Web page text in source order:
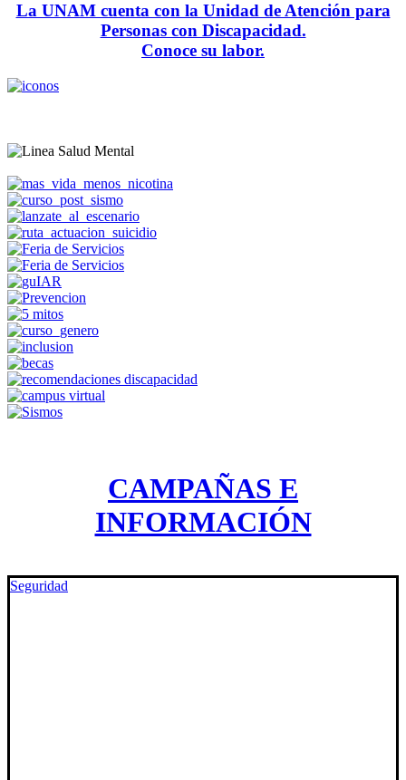
La UNAM cuenta con la Unidad de Atención para
Personas con Discapacidad.
Conoce su labor.
CAMPAÑAS E
INFORMACIÓN
Seguridad